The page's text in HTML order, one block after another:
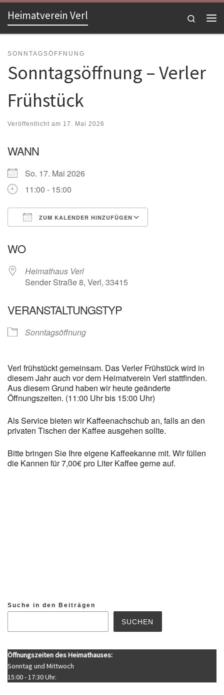
Zum Inhalt springen
Heimatverein Verl
Search
SONNTAGSÖFFNUNG
Sonntagsöffnung – Verler
Frühstück
Veröffentlicht am 17. Mai 2026
WANN
So. 17. Mai 2026
11:00 - 15:00
ZUM KALENDER HINZUFÜGEN
WO
Heimathaus Verl
Sender Straße 8, Verl, 33415
VERANSTALTUNGSTYP
Sonntagsöffnung
Verl frühstückt gemeinsam. Das Verler Frühstück wird in
diesem Jahr auch vor dem Heimatverein Verl stattfinden.
Aus diesem Grund haben wir heute geänderte
Öffnungszeiten. (11:00 Uhr bis 15:00 Uhr)
Als Service bieten wir Kaffeenachschub an, falls an den
privaten Tischen der Kaffee ausgehen sollte.
Bitte bringen Sie Ihre eigene Kaffeekanne mit. Wir füllen
die Kannen für 7,00€ pro Liter Kaffee gerne auf.
Suche in den Beiträgen
SUCHEN
Öffnungszeiten des Heimathauses:
Sonntag und Mittwoch
15:00 - 17:30 Uhr.